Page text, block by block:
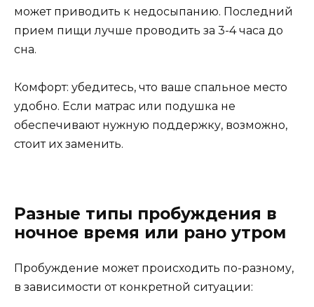
может приводить к недосыпанию. Последний
прием пищи лучше проводить за 3-4 часа до
сна.
Комфорт: убедитесь, что ваше спальное место
удобно. Если матрас или подушка не
обеспечивают нужную поддержку, возможно,
стоит их заменить.
Разные типы пробуждения в
ночное время или рано утром
Пробуждение может происходить по-разному,
в зависимости от конкретной ситуации: